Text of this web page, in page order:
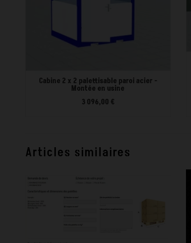
Cabine 2 x 2 palettisable paroi acier -
Montée en usine
3 096,00 €
Articles similaires